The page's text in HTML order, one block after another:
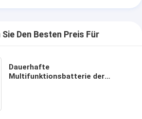
Sie Den Besten Preis Für
Dauerhafte
Multifunktionsbatterie der